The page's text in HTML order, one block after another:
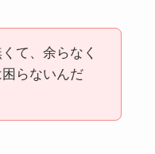
て、余らなく
らないんだ